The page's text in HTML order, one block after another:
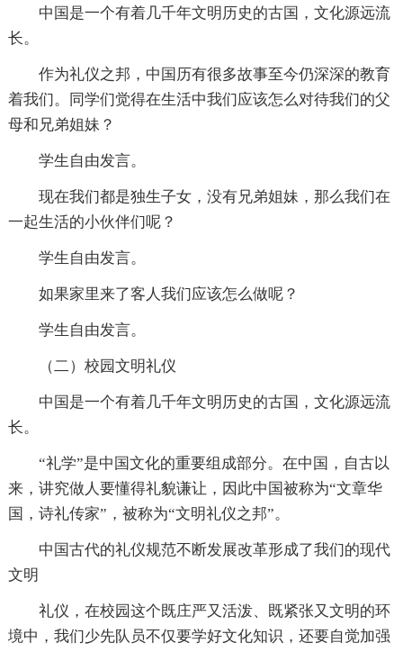
中国是一个有着几千年文明历史的古国，文化源远流
长。
作为礼仪之邦，中国历有很多故事至今仍深深的教育
着我们。同学们觉得在生活中我们应该怎么对待我们的父
母和兄弟姐妹？
学生自由发言。
现在我们都是独生子女，没有兄弟姐妹，那么我们在
一起生活的小伙伴们呢？
学生自由发言。
如果家里来了客人我们应该怎么做呢？
学生自由发言。
（二）校园文明礼仪
中国是一个有着几千年文明历史的古国，文化源远流
长。
“礼学”是中国文化的重要组成部分。在中国，自古以
来，讲究做人要懂得礼貌谦让，因此中国被称为“文章华
国，诗礼传家”，被称为“文明礼仪之邦”。
中国古代的礼仪规范不断发展改革形成了我们的现代
文明
礼仪，在校园这个既庄严又活泼、既紧张又文明的环
境中，我们少先队员不仅要学好文化知识，还要自觉加强